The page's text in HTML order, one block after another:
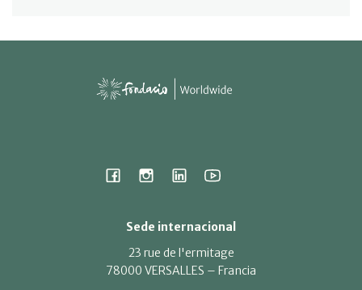
Sede internacional
23 rue de l'ermitage
78000 VERSALLES – Francia